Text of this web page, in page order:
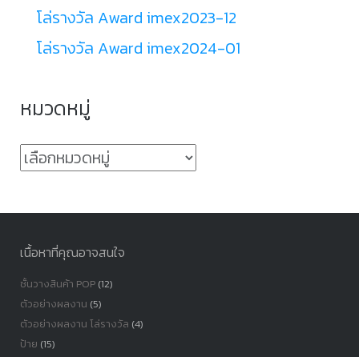
โล่รางวัล Award imex2023-12
โล่รางวัล Award imex2024-01
หมวดหมู่
หมวด
เนื้อหาที่คุณอาจสนใจ
ชั้นวางสินค้า POP(12)
ตัวอย่างผลงาน (5)
ตัวอย่างผลงาน โล่รางวัล (4)
ป้าย (15)